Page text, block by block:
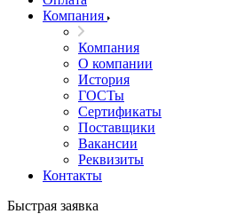
Компания
Компания
О компании
История
ГОСТы
Сертификаты
Поставщики
Вакансии
Реквизиты
Контакты
Быстрая заявка